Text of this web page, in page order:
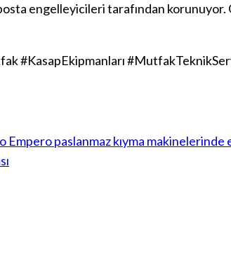
engelleyicileri tarafından
#KasapEkipmanları